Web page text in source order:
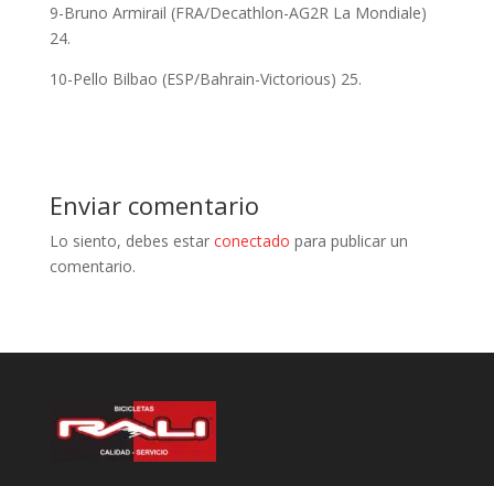
9-Bruno Armirail (FRA/Decathlon-AG2R La Mondiale)
24.
10-Pello Bilbao (ESP/Bahrain-Victorious) 25.
Enviar comentario
Lo siento, debes estar conectado para publicar un
comentario.